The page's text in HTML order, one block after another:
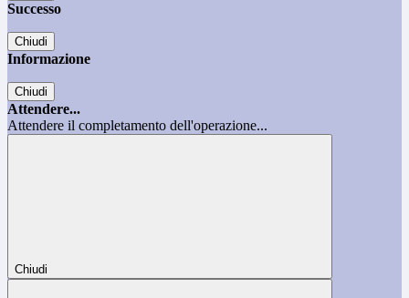
Successo
Chiudi
Informazione
Chiudi
Attendere...
Attendere il completamento dell'operazione...
Chiudi